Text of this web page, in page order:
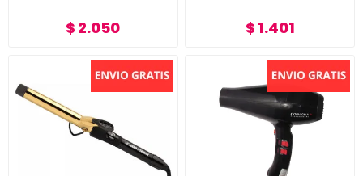
$ 2.050 $ 1.401